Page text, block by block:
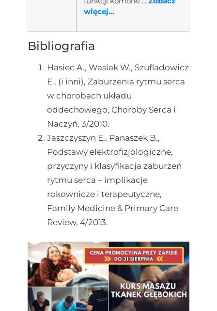
więcej...
Bibliografia
Hasiec A., Wasiak W., Szufladowicz
E., (i inni), Zaburzenia rytmu serca
w chorobach układu
oddechowego, Choroby Serca i
Naczyń, 3/2010.
Jaszczyszyn E., Panaszek B.,
Podstawy elektrofizjologiczne,
przyczyny i klasyfikacja zaburzeń
rytmu serca – implikacje
rokownicze i terapeutyczne,
Family Medicine & Primary Care
Review, 4/2013.